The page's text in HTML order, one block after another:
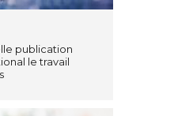
publication
le travail